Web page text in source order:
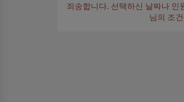
죄송합니다. 선택하신 날짜나 인
님의 조